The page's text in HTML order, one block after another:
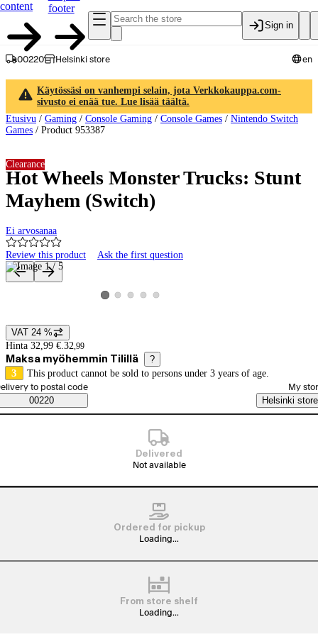
content
footer
Sign in
00220 Helsinki store en
Käytössäsi on vanhempi selain, jota Verkkokauppa.com-
sivusto ei enää tue. Lue lisää täältä.
Etusivu / Gaming / Console Gaming / Console Games / Nintendo Switch
Games / Product 953387
Hot Wheels Monster Trucks: Stunt
Mayhem (Switch)
Ei arvosanaa
Review this product Ask the first question
Clearance
Product images and videos
View product image 1
View product image 2
View product image 3
View product image 4
View product image 5
Price details
VAT 24 %
Hinta 32,99 €. 32,99
Maksa myöhemmin Tilillä ?
3 This product cannot be sold to persons under 3 years of age.
Saatavuustiedot
order method
to postal code
00220
My
Helsinki store
Delivered
Not available
Ordered for pickup
Loading...
From store shelf
Loading...